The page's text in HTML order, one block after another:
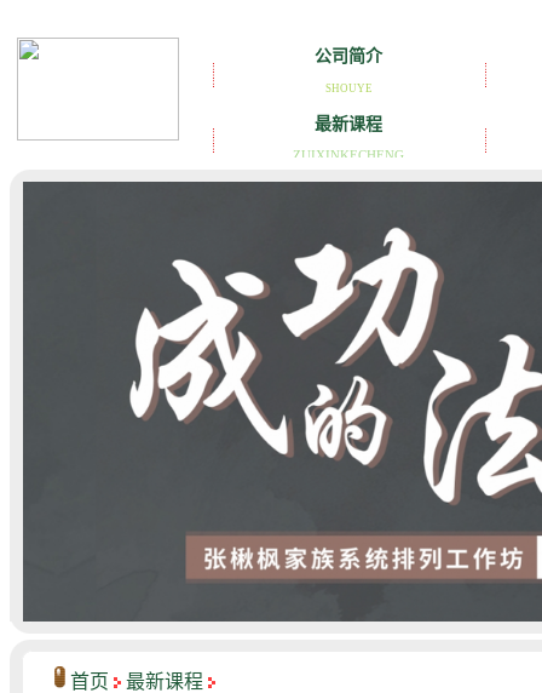
首页 最新课程